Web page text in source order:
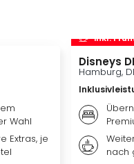
Wahl
Extras, je
inkl.
Disneys
Hamburg,
nach